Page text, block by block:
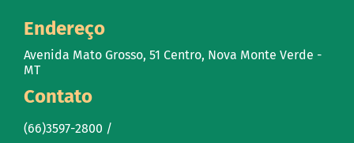
Endereço
Avenida Mato Grosso, 51 Centro, Nova Monte Verde -
MT
Contato
(66)3597-2800 /